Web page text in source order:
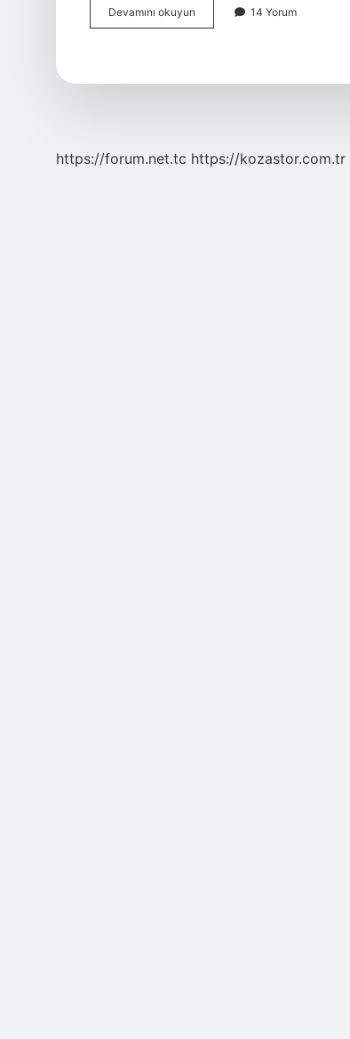
Devamını okuyun
Yağlanır
14 Yorum
https://forum.net.tc https://kozastor.com.tr